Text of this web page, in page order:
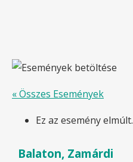
« Összes Események
Ez az esemény elmúlt.
Balaton, Zamárdi